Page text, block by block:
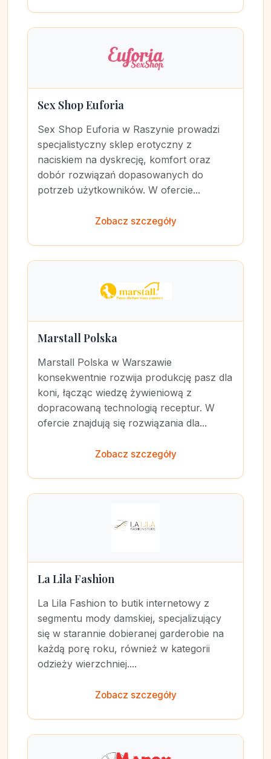
Sex Shop Euforia
Sex Shop Euforia w Raszynie prowadzi
specjalistyczny sklep erotyczny z
naciskiem na dyskrecję, komfort oraz
dobór rozwiązań dopasowanych do
potrzeb użytkowników. W ofercie...
Zobacz szczegóły
Marstall Polska
Marstall Polska w Warszawie
konsekwentnie rozwija produkcję pasz dla
koni, łącząc wiedzę żywieniową z
dopracowaną technologią receptur. W
ofercie znajdują się rozwiązania dla...
Zobacz szczegóły
La Lila Fashion
La Lila Fashion to butik internetowy z
segmentu mody damskiej, specjalizujący
się w starannie dobieranej garderobie na
każdą porę roku, również w kategorii
odzieży wierzchniej....
Zobacz szczegóły